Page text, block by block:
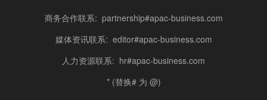
商务合作联系: partnership#apac-business.com
媒体资讯联系: editor#apac-business.com
人力资源联系: hr#apac-business.com
* (替换# 为 @)